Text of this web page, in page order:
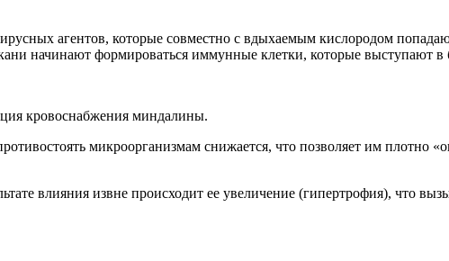
агентов, которые совместно с вдыхаемым кислородом
начинают формироваться иммунные клетки, которые выступают в
кровоснабжения миндалины.
микроорганизмам снижается, что позволяет им плотно
влияния извне происходит ее увеличение (гипертрофия), что